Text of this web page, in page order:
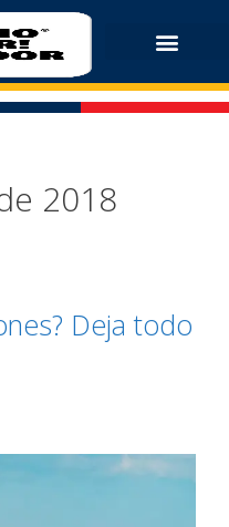
2018
Deja todo